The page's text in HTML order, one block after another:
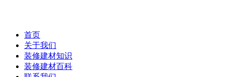
首页
关于我们
装修建材知识
装修建材百科